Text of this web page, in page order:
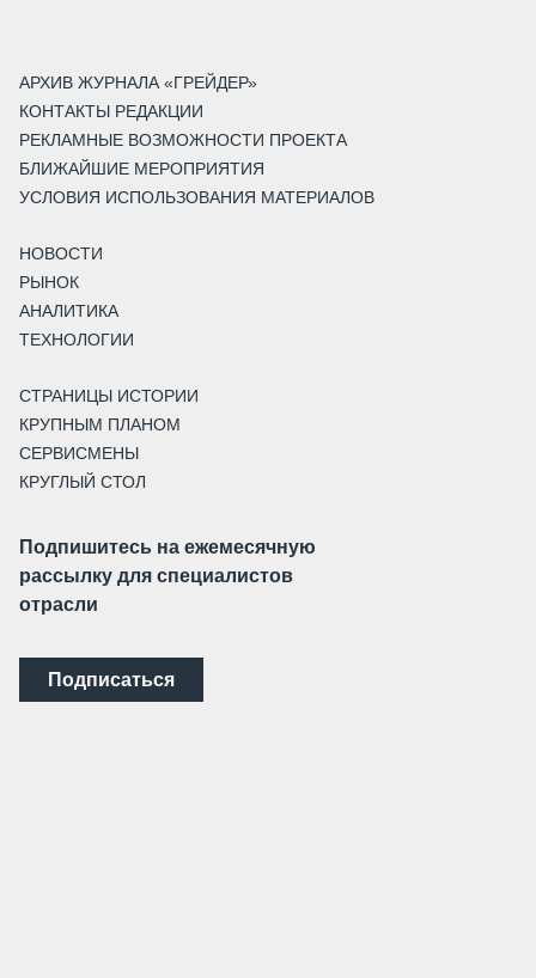
АРХИВ ЖУРНАЛА «ГРЕЙДЕР»
КОНТАКТЫ РЕДАКЦИИ
РЕКЛАМНЫЕ ВОЗМОЖНОСТИ ПРОЕКТА
БЛИЖАЙШИЕ МЕРОПРИЯТИЯ
УСЛОВИЯ ИСПОЛЬЗОВАНИЯ МАТЕРИАЛОВ
НОВОСТИ
РЫНОК
АНАЛИТИКА
ТЕХНОЛОГИИ
СТРАНИЦЫ ИСТОРИИ
КРУПНЫМ ПЛАНОМ
СЕРВИСМЕНЫ
КРУГЛЫЙ СТОЛ
Подпишитесь на ежемесячную
рассылку для специалистов
отрасли
Подписаться